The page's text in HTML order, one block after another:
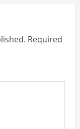
Required